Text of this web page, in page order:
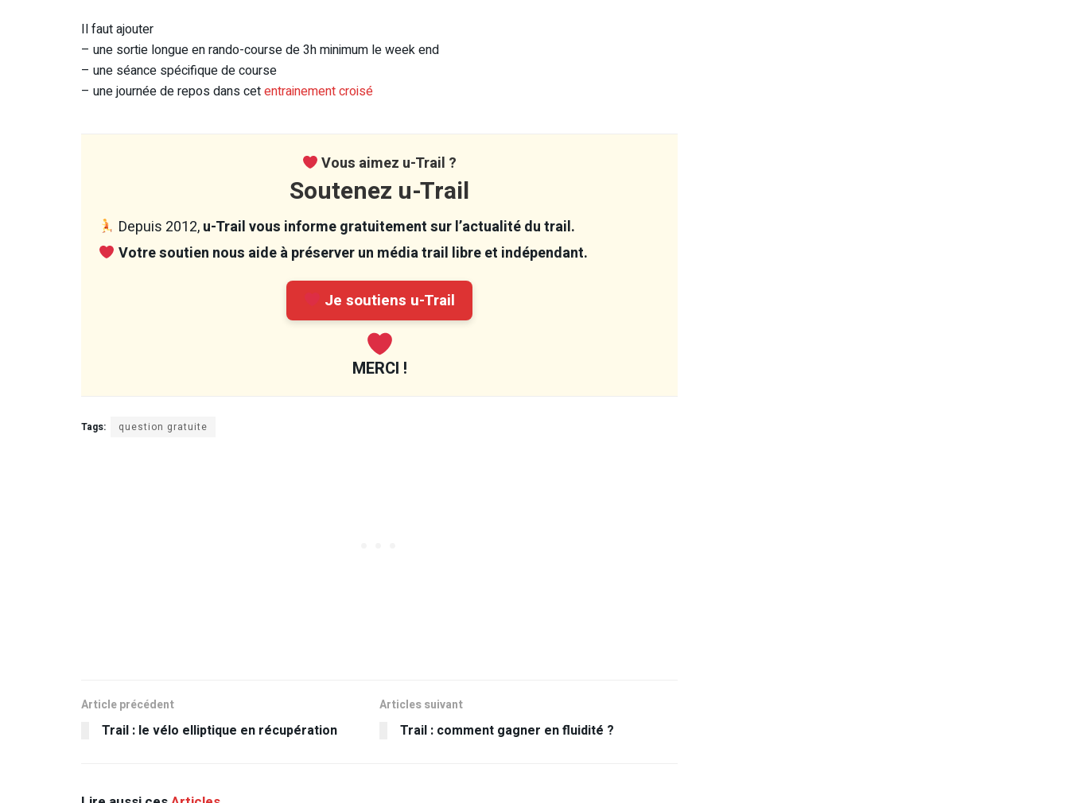
Il faut ajouter
– une sortie longue en rando-course de 3h minimum le week end
– une séance spécifique de course
– une journée de repos dans cetentrainement croisé
Vous aimez u-Trail ?
Soutenez u-Trail
Depuis 2012,u-Trail vous informe gratuitement sur l’actualité du trail.
Votre soutien nous aide à préserver un média trail libre et indépendant.
Je soutiens u-Trail
MERCI !
Tags: question gratuite
Article précédent
Trail : le vélo elliptique en récupération
Articles suivant
Trail : comment gagner en fluidité ?